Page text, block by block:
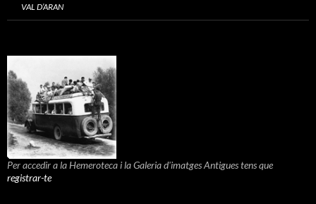
VAL D’ARAN
Per accedir a la Hemeroteca i la Galeria d'imatges Antigues tens que
registrar-te